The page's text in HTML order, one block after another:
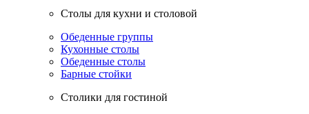
Столы для кухни и столовой
Обеденные группы
Кухонные столы
Обеденные столы
Барные стойки
Столики для гостиной